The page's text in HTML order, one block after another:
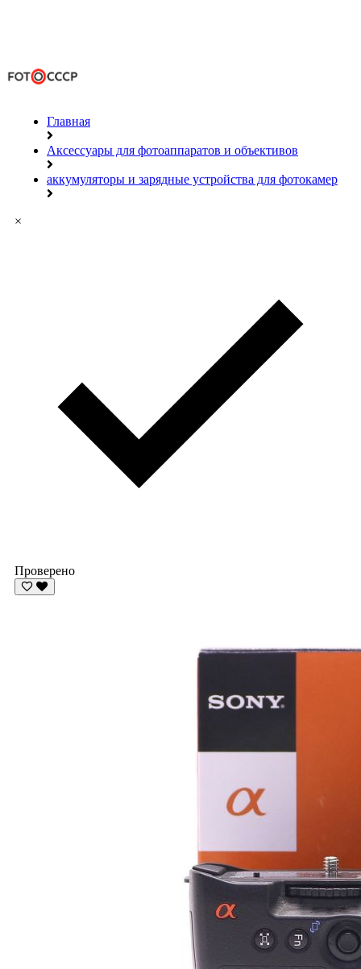
Главная
Аксессуары для фотоаппаратов и объективов
аккумуляторы и зарядные устройства для фотокамер
×
Проверено